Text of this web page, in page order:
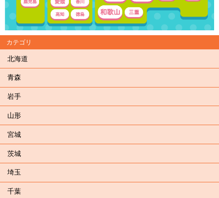
カテゴリ
北海道
青森
岩手
山形
宮城
茨城
埼玉
千葉